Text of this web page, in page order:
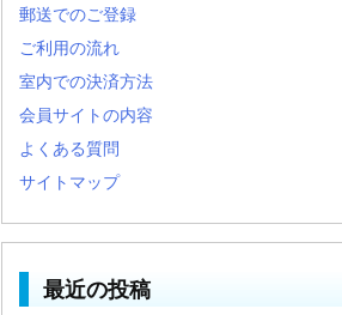
郵送でのご登録
ご利用の流れ
室内での決済方法
会員サイトの内容
よくある質問
サイトマップ
最近の投稿